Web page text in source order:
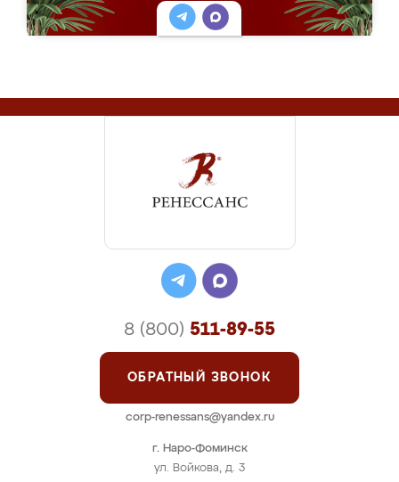
г. Наро-Фоминск
ул. Войкова, д. 3
8 (800) 511-89-55
ОБРАТНЫЙ ЗВОНОК
corp-renessans@yandex.ru